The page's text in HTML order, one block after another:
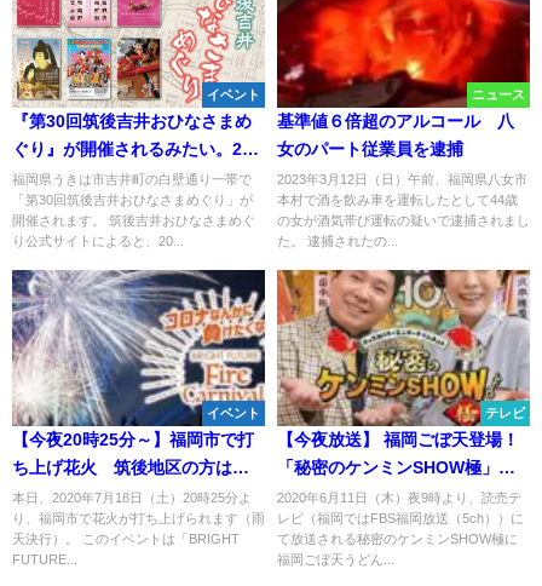
イベント
『第30回筑後吉井おひなさまめ
ぐり』が開催されるみたい。2月
11日～4月3日
福岡県うきは市吉井町の白壁通り一帯で
「第30回筑後吉井おひなさまめぐり」が
開催されます。 筑後吉井おひなさまめぐ
り公式サイトによると、20...
ニュース
基準値６倍超のアルコール 八
女のパート従業員を逮捕
2023年3月12日（日）午前、福岡県八女市
本村で酒を飲み車を運転したとして44歳
の女が酒気帯び運転の疑いで逮捕されまし
た。 逮捕されたの...
イベント
【今夜20時25分～】福岡市で打
ち上げ花火 筑後地区の方はラ
イブ配信で楽しもう！
本日、2020年7月18日（土）20時25分よ
り、福岡市で花火が打ち上げられます（雨
天決行）。 このイベントは「BRIGHT
FUTURE...
テレビ
【今夜放送】 福岡ごぼ天登場！
「秘密のケンミンSHOW極」ご
当地うどんサミット開催！
2020年6月11日（木）夜9時より、読売テ
レビ（福岡ではFBS福岡放送（5ch））に
て放送される秘密のケンミンSHOW極に
福岡ごぼ天うどん...